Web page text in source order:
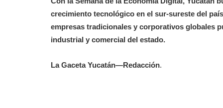
crecimiento tecnológico en el sur-sureste del
empresas tradicionales y corporativos globales
industrial y comercial del estado.
La Gaceta Yucatán—Redacción.